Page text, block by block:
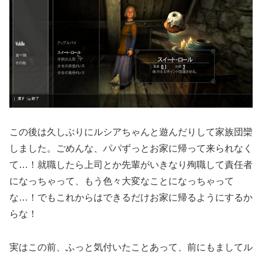
この後は久しぶりにルシアちゃんと遊んだりして家族団欒
しました。ごめんな、パパずっとお家に帰って来られなく
て…！就職したら上司とか先輩がいきなり殉職して責任者
になっちゃって、もう色々大変なことになっちゃって
な…！でもこれからはできるだけお家に帰るようにするか
らな！
実はこの前、ふっと気付いたことあって、前にもましてル